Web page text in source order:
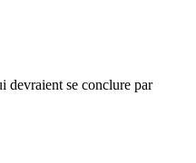
devraient se conclure par